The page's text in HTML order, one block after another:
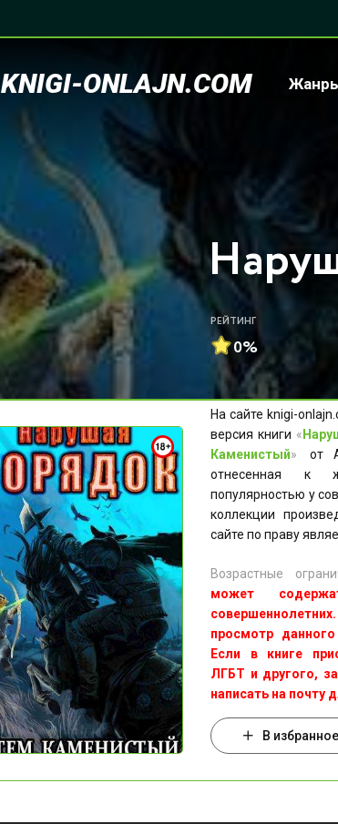
KNIGI-ONLAJN.COM
РЕЙТИНГ
0%
На сайте knigi-
версия книги «
Каменистый»
от
отнесенная к
популярностью у
коллекции
сайте по праву
Возрастные
может
просмотр
Если в книге
ЛГБТ и другого,
написать на почту
В избранное